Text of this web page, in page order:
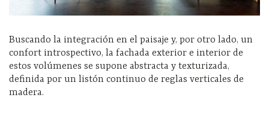
Buscando la integración en el paisaje y, por otro lado, un
confort introspectivo, la fachada exterior e interior de
estos volúmenes se supone abstracta y texturizada,
definida por un listón continuo de reglas verticales de
madera.